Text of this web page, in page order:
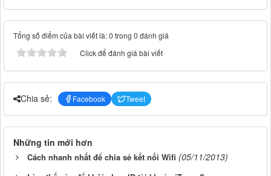
Tổng số điểm của bài viết là: 0 trong 0 đánh giá
Click để đánh giá bài viết
Chia sẻ: Facebook Tweet
Những tin mới hơn
Cách nhanh nhất để chia sẻ kết nối Wifi (05/11/2013)